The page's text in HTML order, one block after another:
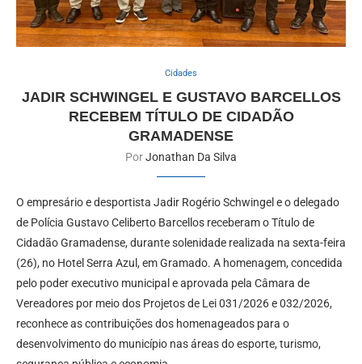
Cidades
JADIR SCHWINGEL E GUSTAVO BARCELLOS
RECEBEM TÍTULO DE CIDADÃO
GRAMADENSE
PorJonathan Da Silva
O empresário e desportista Jadir Rogério Schwingel e o delegado
de Polícia Gustavo Celiberto Barcellos receberam o Título de
Cidadão Gramadense, durante solenidade realizada na sexta-feira
(26), no Hotel Serra Azul, em Gramado. A homenagem, concedida
pelo poder executivo municipal e aprovada pela Câmara de
Vereadores por meio dos Projetos de Lei 031/2026 e 032/2026,
reconhece as contribuições dos homenageados para o
desenvolvimento do município nas áreas do esporte, turismo,